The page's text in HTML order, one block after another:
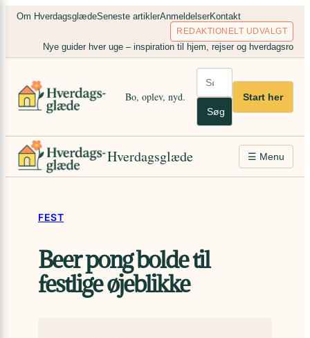
Spring
Om HverdagsglædeSeneste artiklerAnmeldelserKontakt
REDAKTIONELT UDVALGT
Nye guider hver uge – inspiration til hjem, rejser og hverdagsro
Bo, oplev, nyd.
Søg
Start her
Hverdagsglæde ☰ Menu
FEST
Beer pong bolde til
festlige øjeblikke